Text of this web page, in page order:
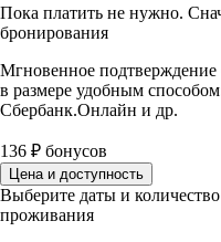
Пока платить не нужно.
бронирования
Мгновенное подтверждение
в размере удобным
Сбербанк.Онлайн и др.
136 ₽ бонусов
Цена и доступность
Выберите даты и количество
проживания